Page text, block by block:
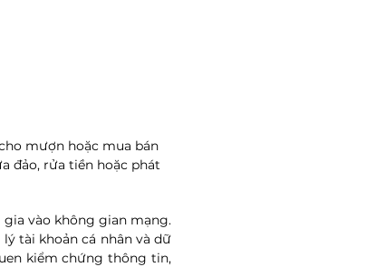
mượn hoặc mua bán
đảo, rửa tiền hoặc phát
vào không gian mạng.
tài khoản cá nhân và dữ
kiểm chứng thông tin,